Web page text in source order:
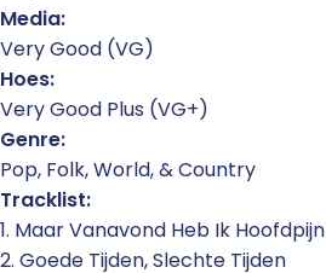
Media:
Very Good (VG)
Hoes:
Very Good Plus (VG+)
Genre:
Pop, Folk, World, & Country
Tracklist:
1. Maar Vanavond Heb Ik Hoofdpijn
2. Goede Tijden, Slechte Tijden